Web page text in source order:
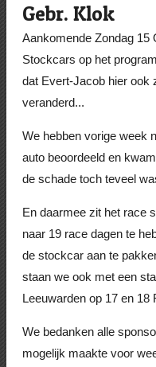
Gebr. Klok
Aankomende Zondag 15
Stockcars op het
dat Evert-Jacob hier ook
veranderd...
We hebben vorige week
auto beoordeeld en
de schade toch teveel
En daarmee zit het race
naar 19 race dagen te
de stockcar aan te
staan we ook met een
Leeuwarden op 17 en 18
We bedanken alle
mogelijk maakte voor